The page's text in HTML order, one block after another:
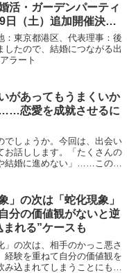
活・ガーデンパーティ
日（土）追加開催決
：東京都港区、代表理事：後
たので、結婚につながる出
ラート
があってもうまくいか
恋愛を成就させるに
でしょうか。今回は、出会い
お話しします。「たくさんの
結婚に進めない」……このよ
」の次は「蛇化現象」
分の価値観がないと逆
まれる”ケースも
の次は、相手のかっこ悪さ
経験を重ねて自分の価値観を
込まれてしまうことにもつ